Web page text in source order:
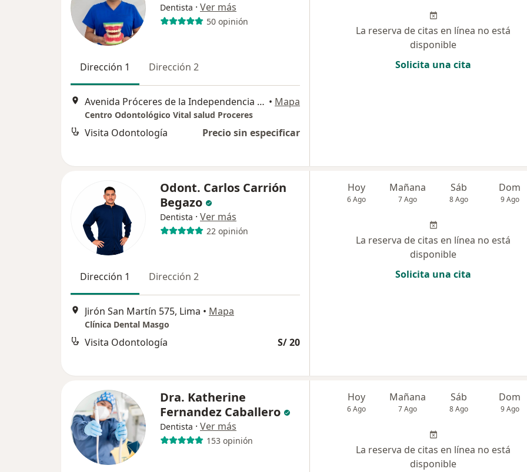
Dentista · Ver más
50 opinión
Dirección 1 Dirección 2
Avenida Próceres de la Independencia 2240, San Juan de Lurigancho • Mapa
Centro Odontológico Vital salud Proceres
Visita Odontología Precio sin especificar
La reserva de citas en línea no está
disponible
Solicita una cita
Odont. Carlos Carrión
Begazo
Dentista · Ver más
22 opinión
Dirección 1 Dirección 2
Jirón San Martín 575, Lima • Mapa
Clínica Dental Masgo
Visita Odontología S/ 20
Hoy
6 Ago
Mañana
7 Ago
Sáb
8 Ago
Dom
9 Ago
La reserva de citas en línea no está
disponible
Solicita una cita
Dra. Katherine
Fernandez Caballero
Dentista · Ver más
153 opinión
Hoy
6 Ago
Mañana
7 Ago
Sáb
8 Ago
Dom
9 Ago
La reserva de citas en línea no está
disponible